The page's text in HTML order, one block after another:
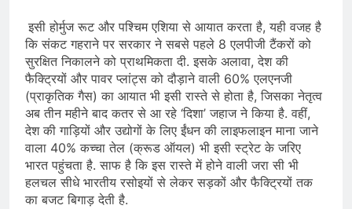
इसी होर्मुज रूट और पश्चिम एशिया से आयात करता है, यही वजह है
कि संकट गहराने पर सरकार ने सबसे पहले 8 एलपीजी टैंकरों को
सुरक्षित निकालने को प्राथमिकता दी. इसके अलावा, देश की
फैक्ट्रियों और पावर प्लांट्स को दौड़ाने वाली 60% एलएनजी
(प्राकृतिक गैस) का आयात भी इसी रास्ते से होता है, जिसका नेतृत्व
अब तीन महीने बाद कतर से आ रहे ‘दिशा’ जहाज ने किया है. वहीं,
देश की गाड़ियों और उद्योगों के लिए ईंधन की लाइफलाइन माना जाने
वाला 40% कच्चा तेल (क्रूड ऑयल) भी इसी स्ट्रेट के जरिए
भारत पहुंचता है. साफ है कि इस रास्ते में होने वाली जरा सी भी
हलचल सीधे भारतीय रसोइयों से लेकर सड़कों और फैक्ट्रियों तक
का बजट बिगाड़ देती है.